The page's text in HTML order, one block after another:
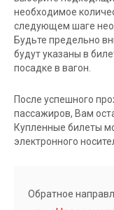
необходимое
следующем шаге
Будьте предельно
будут указаны в
посадке в вагон.
После успешного
пассажиров, Вам
Купленные билеты
электронного
Обратное